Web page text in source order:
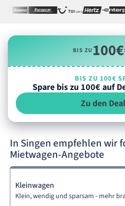
BIS ZU100€
BIS ZU 100€
Spare bis zu 100€ auf
Zu den
In Singen empfehlen wir
Mietwagen-Angebote
Kleinwagen
Klein, wendig und sparsam - mehr